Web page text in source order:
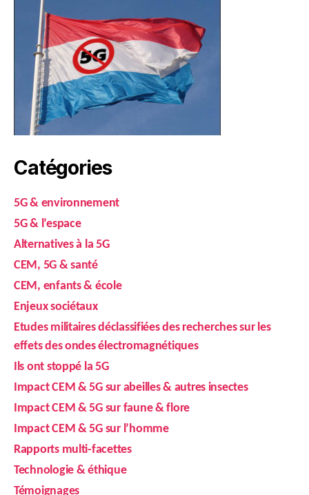
Catégories
5G & environnement
5G & l’espace
Alternatives à la 5G
CEM, 5G & santé
CEM, enfants & école
Enjeux sociétaux
Etudes militaires déclassifiées des recherches sur les
effets des ondes électromagnétiques
Ils ont stoppé la 5G
Impact CEM & 5G sur abeilles & autres insectes
Impact CEM & 5G sur faune & flore
Impact CEM & 5G sur l’homme
Rapports multi-facettes
Technologie & éthique
Témoignages